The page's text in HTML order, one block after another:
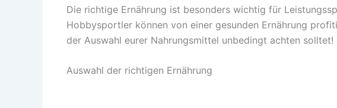
Die richtige Ernährung ist besonders wichtig für
Hobbysportler können von einer gesunden Ernährung
der Auswahl eurer Nahrungsmittel unbedingt achten solltet!
Auswahl der richtigen Ernährung